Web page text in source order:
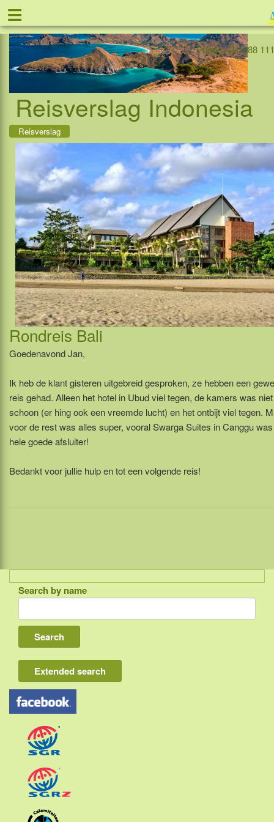
Offer
≡
Phone +31-888
Reisverslag Indonesia
Reisverslag
Rondreis Bali
Goedenavond Jan,
Ik heb de klant gisteren uitgebreid gesproken, ze hebben een
reis gehad. Alleen het hotel in Ubud viel tegen, de kamers was
schoon (er hing ook een vreemde lucht) en het ontbijt viel tegen.
voor de rest was alles super, vooral Swarga Suites in Canggu
hele goede afsluiter!
Bedankt voor jullie hulp en tot een volgende reis!
Indonesia
Bali
Lombok
Flores & Komodo
Other Sunda islands
Java
Kalimantan
Moluccas
Papua
Search by name
Extended search